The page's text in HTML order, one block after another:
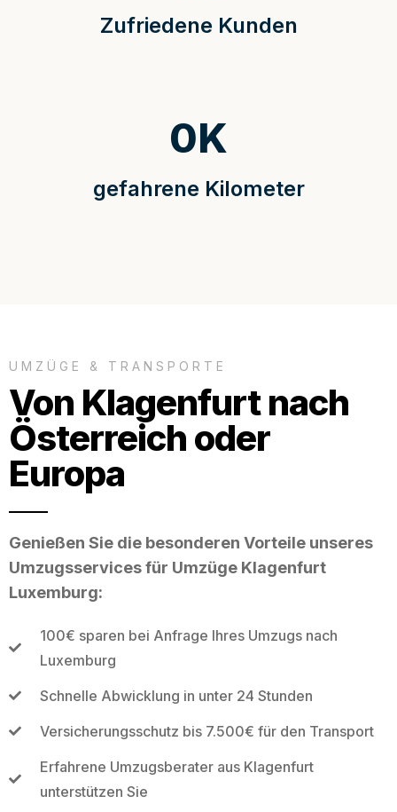
Zufriedene Kunden
gefahrene Kilometer
0K
UMZÜGE & TRANSPORTE
Von Klagenfurt nach
Österreich oder
Europa
Genießen Sie die besonderen Vorteile unseres
Umzugsservices für Umzüge Klagenfurt
Luxemburg:
100€ sparen bei Anfrage Ihres Umzugs nach
Luxemburg
Schnelle Abwicklung in unter 24 Stunden
Versicherungsschutz bis 7.500€ für den Transport
Erfahrene Umzugsberater aus Klagenfurt
unterstützen Sie